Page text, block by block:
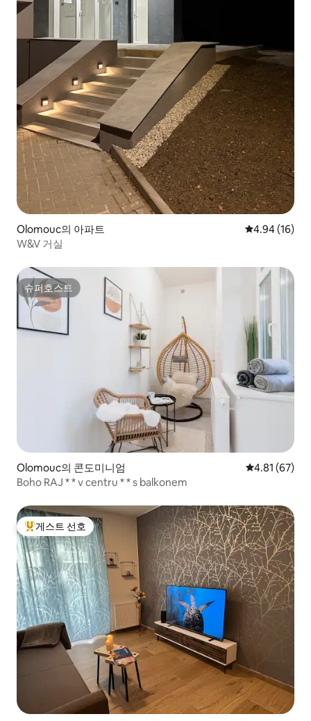
Olomouc의 아파트 평점 4.94점(5
4.94 (16)
W&V 거실
슈퍼호스트
슈퍼호스트
Olomouc의 콘도미니엄 평점 4.81점
4.81 (67)
Boho RAJ * * v centru * * s balkonem
상위 게스트 선호
게스트 선호